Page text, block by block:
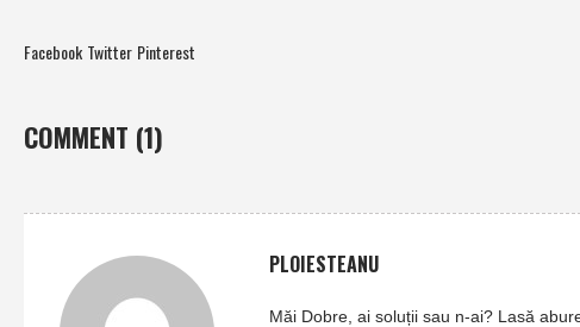
Facebook Twitter Pinterest
COMMENT (1)
PLOIESTEANU
Măi Dobre, ai soluții sau n-ai? Lasă